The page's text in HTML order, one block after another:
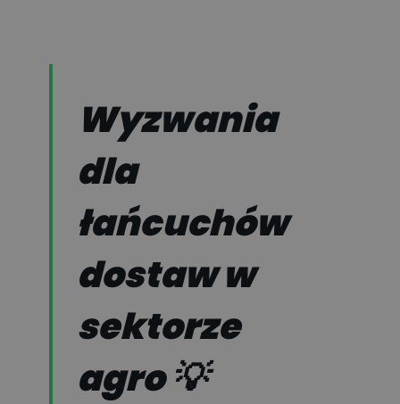
Wyzwania
dla
łańcuchów
dostaw w
sektorze
agro💡